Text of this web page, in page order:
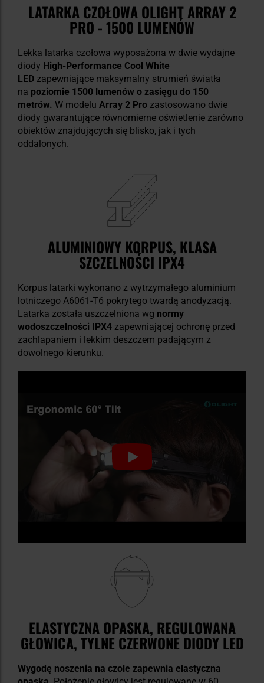
LATARKA CZOŁOWA OLIGHT ARRAY 2
PRO - 1500 LUMENÓW
Lekka latarka czołowa wyposażona w dwie wydajne
diody High-Performance Cool White
LED zapewniające maksymalny strumień światła
na poziomie 1500 lumenów o zasięgu do 150
metrów. W modelu Array 2 Pro zastosowano dwie
diody gwarantujące równomierne oświetlenie zarówno
obiektów znajdujących się blisko, jak i tych
oddalonych.
ALUMINIOWY KORPUS, KLASA
SZCZELNOŚCI IPX4
Korpus latarki wykonano z wytrzymałego aluminium
lotniczego A6061-T6 pokrytego twardą anodyzacją.
Latarka została uszczelniona wg normy
wodoszczelności IPX4 zapewniającej ochronę przed
zachlapaniem i lekkim deszczem padającym z
dowolnego kierunku.
ELASTYCZNA OPASKA, REGULOWANA
GŁOWICA, TYLNE CZERWONE DIODY LED
Wygodę noszenia na czole zapewnia elastyczna